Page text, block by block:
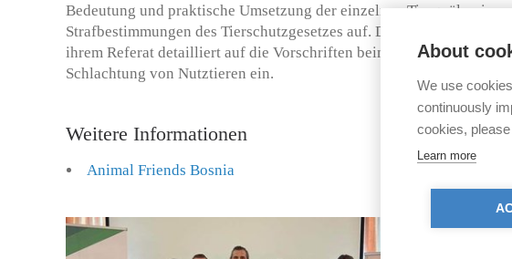
Bedeutung und praktische Umsetzung der einzelnen Tierquälerei-
Strafbestimmungen des Tierschutzgesetzes auf. Dr. Vanessa
ihrem Referat detailliert auf die Vorschriften beim Transport und bei
Schlachtung von Nutztieren ein.
Weitere Informationen
Animal Friends Bosnia
About
We use
continuously
cookies,
Learn more